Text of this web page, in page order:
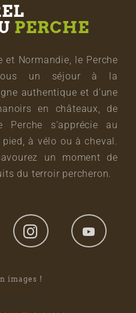
PERCHE
et Normandie, le Perche
un séjour à la
authentique et d’une
en châteaux, de
s’apprécie au
à vélo ou à cheval.
un moment de
du terroir percheron.
images !